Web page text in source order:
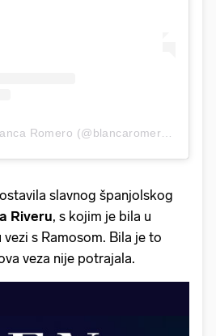
A post shared by Blanca Romero (@blancaromeroe)
slavnog španjolskog
Riveru, s kojim je bila u
s Ramosom. Bila je to
veza nije potrajala.